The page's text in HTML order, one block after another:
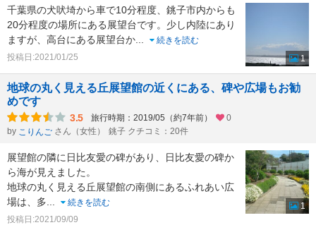
千葉県の犬吠埼から車で10分程度、銚子市内からも
20分程度の場所にある展望台です。少し内陸にあり
ますが、高台にある展望台か
続きを読む
投稿日:2021/01/25
1
地球の丸く見える丘展望館の近くにある、碑や広場もお勧
めです
3.5 旅行時期：2019/05（約7年前）
0
by こりんご さん（女性） 銚子 クチコミ：20件
展望館の隣に日比友愛の碑があり、日比友愛の碑か
ら海が見えました。
地球の丸く見える丘展望館の南側にあるふれあい広
場は、多
続きを読む
投稿日:2021/09/09
1